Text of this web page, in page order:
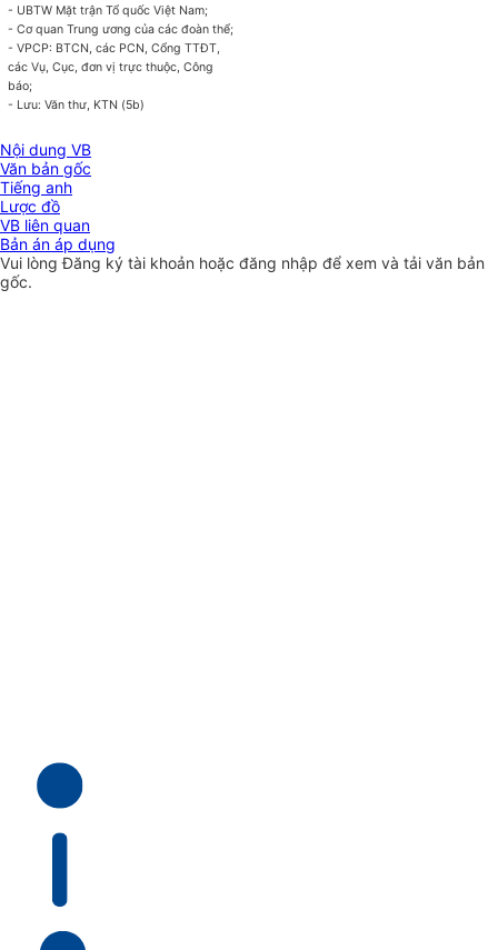
- UBTW Mặt trận Tổ quốc Việt Nam;
- Cơ quan Trung ương của các đoàn thể;
- VPCP: BTCN, các PCN, Cổng TTĐT,
các Vụ, Cục, đơn vị trực thuộc, Công
báo;
- Lưu: Văn thư, KTN (5b)
Nội dung VB
Văn bản gốc
Tiếng anh
Lược đồ
VB liên quan
Bản án áp dụng
Vui lòngĐăng ký tài khoản hoặc đăng nhập để xem và tải văn bản
gốc.